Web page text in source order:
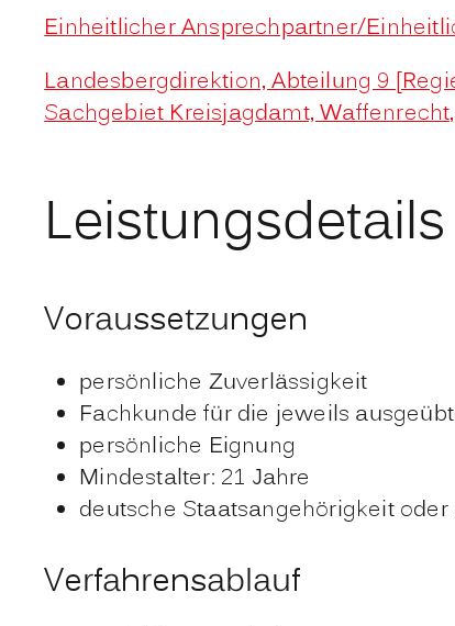
Einheitlicher Ansprechpartner/
Landesbergdirektion, Abteilung 9
Sachgebiet Kreisjagdamt,
Leistungsdetails
Voraussetzungen
persönliche Zuverlässigkeit
Fachkunde für die jeweils
persönliche Eignung
Mindestalter: 21 Jahre
deutsche Staatsangehörigkeit
Verfahrensablauf